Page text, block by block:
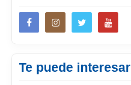
Te puede interesar